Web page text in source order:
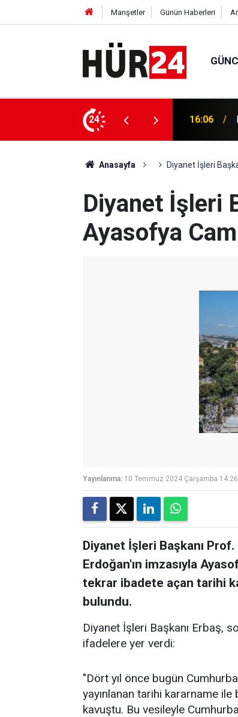
Manşetler Günün Haberleri
24 15:58
Anasayfa Diyanet İşleri
Diyanet İşleri
Ayasofya
Yayınlanma: 10 Temmuz 2024 Çarşamba 14:26
Diyanet İşleri Başkanı
Erdoğan'ın imzasıyla
tekrar ibadete açan tarihi
bulundu.
Diyanet İşleri Başkanı Erbaş,
ifadelere yer verdi:
"Dört yıl önce bugün
yayınlanan tarihi kararname
kavuştu. Bu vesileyle